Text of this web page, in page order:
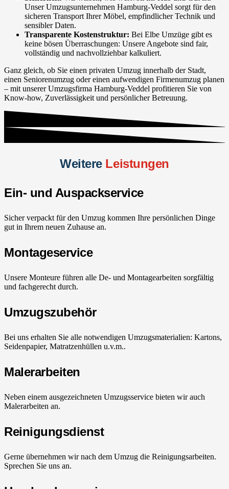
Unser Umzugsunternehmen Hamburg-Veddel sorgt für den
sicheren Transport Ihrer Möbel, empfindlicher Technik und
sensibler Daten.
Transparente Kostenstruktur: Bei Elbe Umzüge gibt es
keine bösen Überraschungen: Unsere Angebote sind fair,
vollständig und nachvollziehbar kalkuliert.
Ganz gleich, ob Sie einen privaten Umzug innerhalb der Stadt,
einen Seniorenumzug oder einen aufwendigen Firmenumzug planen
– mit unserer Umzugsfirma Hamburg-Veddel profitieren Sie von
Know-how, Zuverlässigkeit und persönlicher Betreuung.
Weitere Leistungen
Ein- und Auspackservice
Sicher verpackt für den Umzug kommen Ihre persönlichen Dinge
gut in Ihrem neuen Zuhause an.
Montageservice
Unsere Monteure führen alle De- und Montagearbeiten sorgfältig
und fachgerecht durch.
Umzugszubehör
Bei uns erhalten Sie alle notwendigen Umzugsmaterialien: Kartons,
Seidenpapier, Matratzenhüllen u.v.m..
Malerarbeiten
Neben einem ausgezeichneten Umzugsservice bieten wir auch
Malerarbeiten an.
Reinigungsdienst
Gerne übernehmen wir nach dem Umzug die Reinigungsarbeiten.
Sprechen Sie uns an.